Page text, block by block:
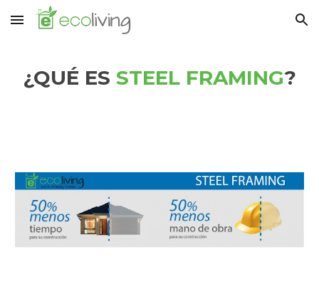
Skip to main content Skip to navigation
¿QUÉ ES STEEL FRAMING?